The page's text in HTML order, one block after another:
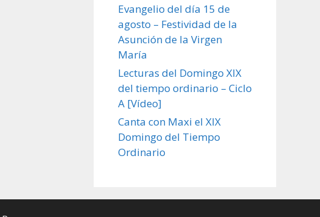
Evangelio del día 15 de
agosto – Festividad de la
Asunción de la Virgen
María
Lecturas del Domingo XIX
del tiempo ordinario – Ciclo
A [Vídeo]
Canta con Maxi el XIX
Domingo del Tiempo
Ordinario